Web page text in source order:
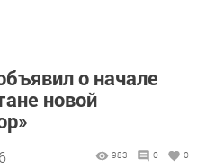
о начале
новой
983 0 0